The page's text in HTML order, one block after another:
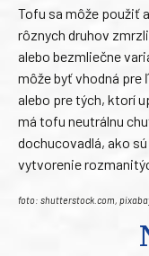
Tofu sa môže použiť
rôznych druhov
alebo bezmliečne
môže byť vhodná pre
alebo pre tých, ktorí
má tofu neutrálnu
dochucovadlá, ako
vytvorenie
foto: shutterstock.com,